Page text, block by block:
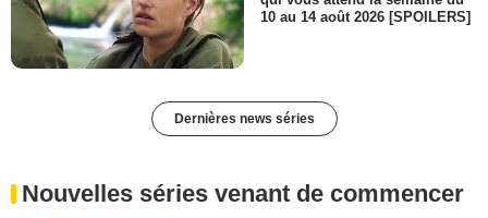
10 au 14 août 2026 [SPOILERS]
Dernières news séries
Nouvelles séries venant de commencer